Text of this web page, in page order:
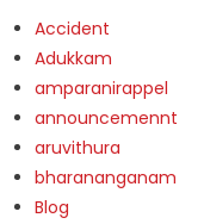
Accident
Adukkam
amparanirappel
announcemennt
aruvithura
bharananganam
Blog